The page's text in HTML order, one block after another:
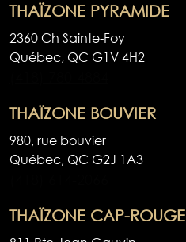
THAÏZONE PYRAMIDE
2360 Ch Sainte-Foy
Québec, QC G1V 4H2
THAÏZONE BOUVIER
980, rue bouvier
Québec, QC G2J 1A3
THAÏZONE CAP-ROUGE